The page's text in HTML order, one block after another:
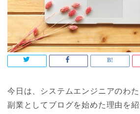
今日は、システムエンジニアのわ
副業としてブログを始めた理由を